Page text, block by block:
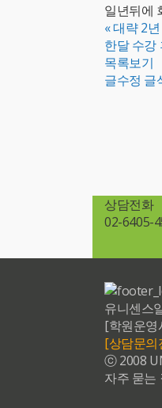
일년뒤에
«대략 2
한달 수강
목록보기
글수정 글
상담전화
02-6405-
유니센스
[학원운영
[상담문의
ⓒ 2008
자주 묻는